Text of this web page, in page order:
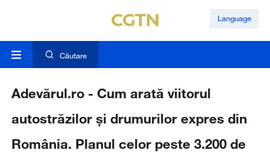
Language
Căutare
Adevărul.ro - Cum arată viitorul
autostrăzilor și drumurilor expres din
România. Planul celor peste 3.200 de